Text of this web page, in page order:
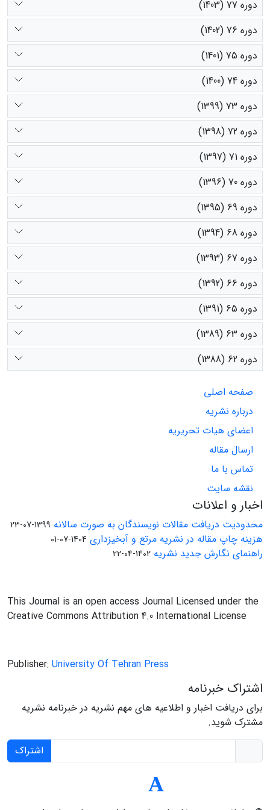
دوره 77 (1403)
دوره 76 (1402)
دوره 75 (1401)
دوره 74 (1400)
دوره 73 (1399)
دوره 72 (1398)
دوره 71 (1397)
دوره 70 (1396)
دوره 69 (1395)
دوره 68 (1394)
دوره 67 (1393)
دوره 66 (1392)
دوره 65 (1391)
دوره 63 (1389)
دوره 62 (1388)
صفحه اصلی
درباره نشریه
اعضای هیات تحریریه
ارسال مقاله
تماس با ما
نقشه سایت
اخبار و اعلانات
محدودیت دریافت مقالات نویسندگان به صورت سالانه 1399-07-23
هزینه چاپ مقاله در نشریه مرتع و آبخیزداری 1404-07-01
راهنمای نگارش جدید نشریه 1402-04-22
This Journal is an open access Journal Licensed under the
Creative Commons Attribution 4.0 International License
Publisher: University Of Tehran Press
اشتراک خبرنامه
برای دریافت اخبار و اطلاعیه های مهم نشریه در خبرنامه نشریه
مشترک شوید.
اشتراک